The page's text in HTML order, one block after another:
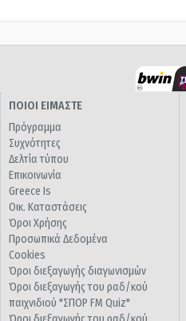
ΠΟΙΟΙ ΕΙΜΑΣΤΕ
Πρόγραμμα
Συχνότητες
Δελτία τύπου
Επικοινωνία
Greece Is
Οικ. Καταστάσεις
Όροι Χρήσης
Προσωπικά Δεδομένα
Cookies
Όροι διεξαγωγής διαγωνισμών
Όροι διεξαγωγής του ραδ/κού
παιχνιδιού "ΣΠΟΡ FM Quiz"